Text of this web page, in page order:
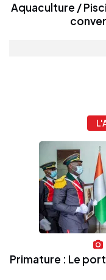
Aquaculture /
Primature : Le